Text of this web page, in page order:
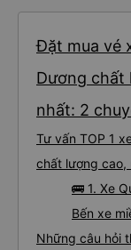
Đặt mua vé
Dương chất
nhất: 2
Tư vấn TOP 1
chất lượng cao,
🚌 1. Xe
Bến xe
Những câu hỏi